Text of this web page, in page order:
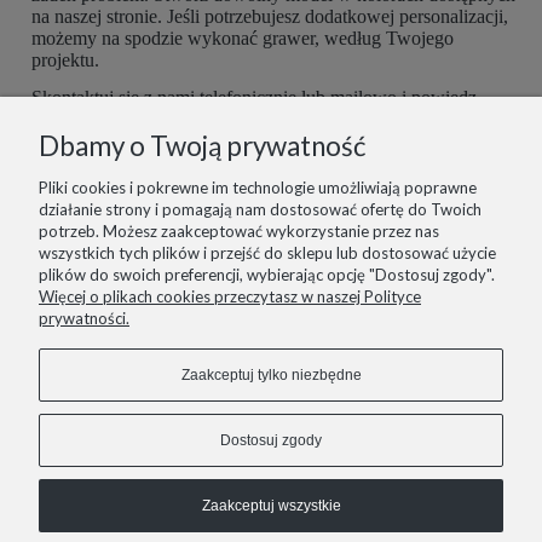
na naszej stronie. Jeśli potrzebujesz dodatkowej personalizacji,
możemy na spodzie wykonać grawer, według Twojego
projektu.
Skontaktuj się z nami telefonicznie lub mailowo i powiedz,
możliwość dopasować je do Ciebie idealnie. Postaramy się
spełnić wszelkie potrzeby z największą starannością.
informacje
pomoc
zakupy
Dbamy o Twoją prywatność
Pliki cookies i pokrewne im technologie umożliwiają poprawne
działanie strony i pomagają nam dostosować ofertę do Twoich
potrzeb. Możesz zaakceptować wykorzystanie przez nas
wszystkich tych plików i przejść do sklepu lub dostosować użycie
plików do swoich preferencji, wybierając opcję "Dostosuj zgody".
Więcej o plikach cookies przeczytasz w naszej Polityce
prywatności.
Zaakceptuj tylko niezbędne
Dostosuj zgody
Zaakceptuj wszystkie